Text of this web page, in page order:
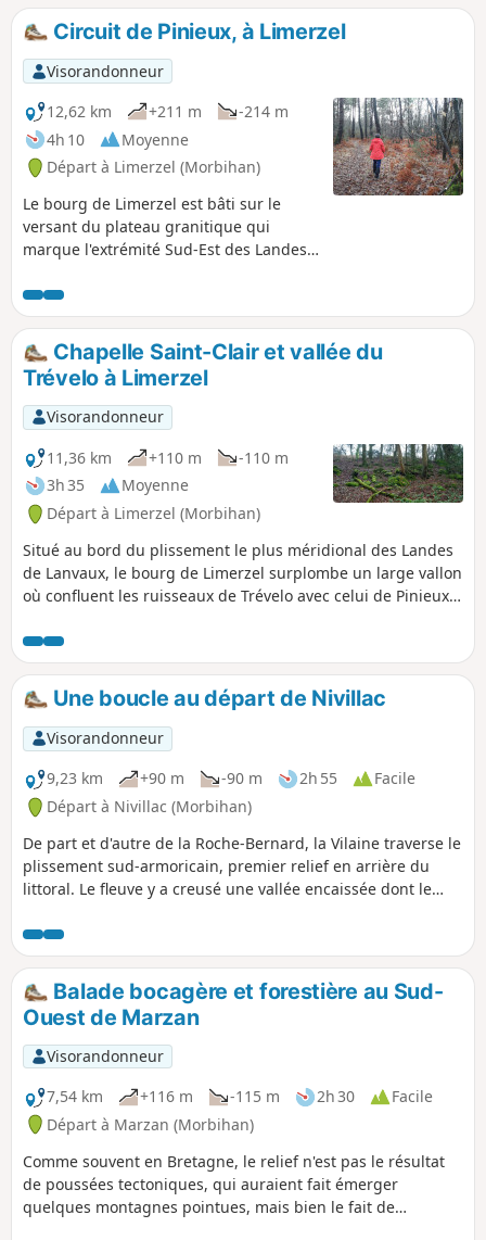
Circuit de Pinieux, à Limerzel
Visorandonneur
12,62 km
+211 m
-214 m
4h 10
Moyenne
Départ à Limerzel (Morbihan)
Le bourg de Limerzel est bâti sur le
versant du plateau granitique qui
marque l'extrémité Sud-Est des Landes
est entaillé par plusieurs cours d'eau
qui y ont façonné un relief plutôt
marqué. Le circuit proposé se
développe autour du massif forestier
qui entoure le château de Pinieux et du
vallon qui le borde au Nord.
Chapelle Saint-Clair et vallée du
Trévelo à Limerzel
Visorandonneur
11,36 km
+110 m
-110 m
3h 35
Moyenne
Départ à Limerzel (Morbihan)
Situé au bord du plissement le plus méridional des Landes
de Lanvaux, le bourg de Limerzel surplombe un large vallon
où confluent les ruisseaux de Trévelo avec celui de Pinieux.
il serpente, en aval de la Chapelle Saint-Clair. Le circuit
proposé permet de découvrir un coin de campagne très
préservé et de nombreux éléments du patrimoine rural.
Une boucle au départ de Nivillac
Visorandonneur
9,23 km
+90 m -90 m 2h 55
Facile
Départ à Nivillac (Morbihan)
De part et d'autre de la Roche-Bernard, la Vilaine traverse le
plissement sud-armoricain, premier relief en arrière du
littoral. Le fleuve y a creusé une vallée encaissée dont le
immédiatement en amont du pont du Morbihan. Les
coteaux boisés plus ou moins abrupts bordent le miroir
formé par les eaux sombres de la Vilaine.
Balade bocagère et forestière au Sud-
Ouest de Marzan
Visorandonneur
7,54 km
+116 m -115 m 2h 30
Facile
Départ à Marzan (Morbihan)
Comme souvent en Bretagne, le relief n'est pas le résultat
de poussées tectoniques, qui auraient fait émerger
quelques montagnes pointues, mais bien le fait de